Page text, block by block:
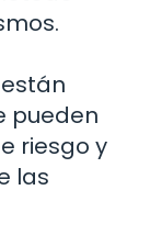
pueden
riesgo y
las